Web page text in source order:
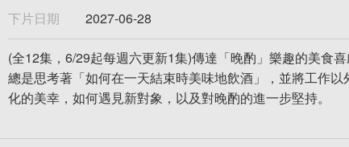
下片日期
2027-06-28
(全12集，6/29起每週六更新1集)傳達「晚酌」樂趣的美食
總是思考著「如何在一天結束時美味地飲酒」，並將工作
化的美幸，如何遇見新對象，以及對晚酌的進一步堅持。